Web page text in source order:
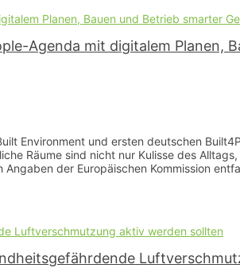
Agenda mit digitalem Planen,
Environment und ersten deutschen
Räume sind nicht nur Kulisse des
der Europäischen Kommission